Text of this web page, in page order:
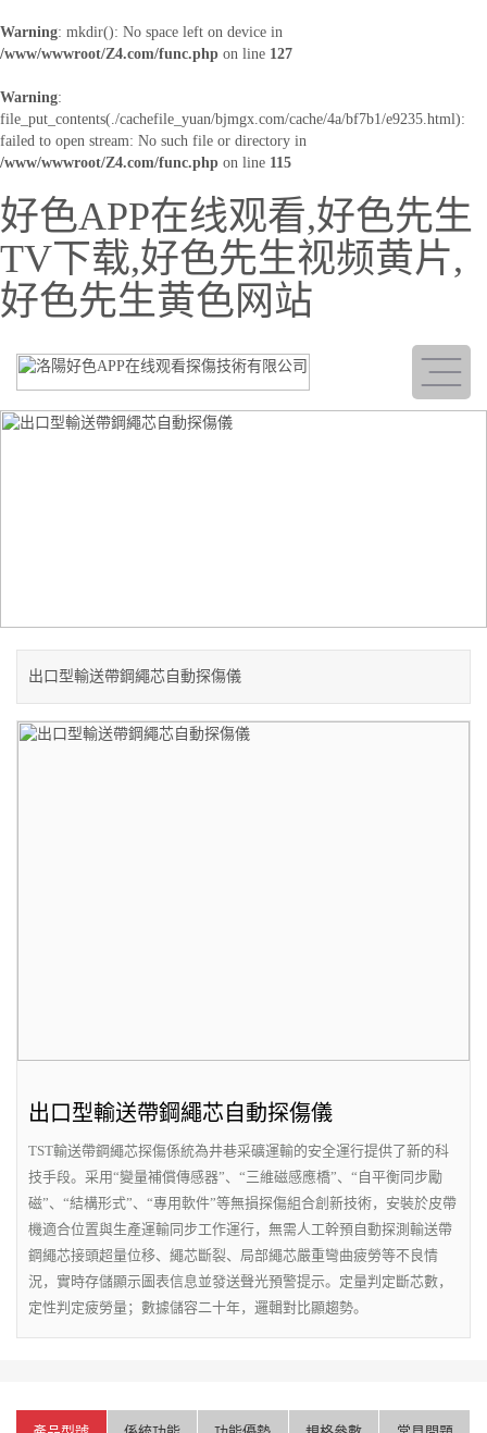
Warning: mkdir(): No space left on device in
/www/wwwroot/Z4.com/func.php on line 127
Warning:
file_put_contents(./cachefile_yuan/bjmgx.com/cache/4a/bf7b1/e9235.html):
failed to open stream: No such file or directory in
/www/wwwroot/Z4.com/func.php on line 115
好色APP在线观看,好色先生
TV下载,好色先生视频黄片,
好色先生黄色网站
出口型輸送帶鋼繩芯自動探傷儀
出口型輸送帶鋼繩芯自動探傷儀
TST輸送帶鋼繩芯探傷係統為井巷采礦運輸的安全運行提供了新的科
技手段。采用“變量補償傳感器”、“三維磁感應橋”、“自平衡同步勵
磁”、“結構形式”、“專用軟件”等無損探傷組合創新技術，安裝於皮帶
機適合位置與生產運輸同步工作運行，無需人工幹預自動探測輸送帶
鋼繩芯接頭超量位移、繩芯斷裂、局部繩芯嚴重彎曲疲勞等不良情
況，實時存儲顯示圖表信息並發送聲光預警提示。定量判定斷芯數，
定性判定疲勞量；數據儲容二十年，邏輯對比顯趨勢。